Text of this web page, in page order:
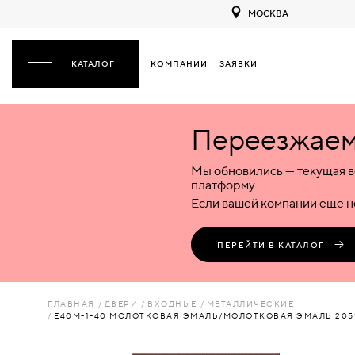
МОСКВА
КОМПАНИИ ЗАЯВКИ
НАЗАД
ПЛАСТИКОВЫЕ
КОМБИНИРОВАННЫЕ
ЛЮКИ
Межкомнатные
Деревянные
Пластиковые
Комбинированные
Входные
Металлические
Пластиковые
Стеклянные
Комбинированные
Специализированные
Металлические
Пластиковые
Стеклянные
Комбинированные
Мы обновились — текущая
платформу.
Если вашей компании еще
ПЕРЕЙТИ В КАТАЛОГ
ГЛАВНАЯ ДВЕРИ ВХОДНЫЕ
МЕТАЛЛИЧЕСКИЕ
Е40М-1-40 МОЛОТКОВАЯ ЭМАЛЬ/МОЛОТКОВАЯ ЭМАЛЬ